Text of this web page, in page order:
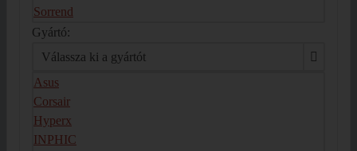
Sorrend
Gyártó:
Válassza ki a gyártót
Asus
Corsair
Hyperx
INPHIC